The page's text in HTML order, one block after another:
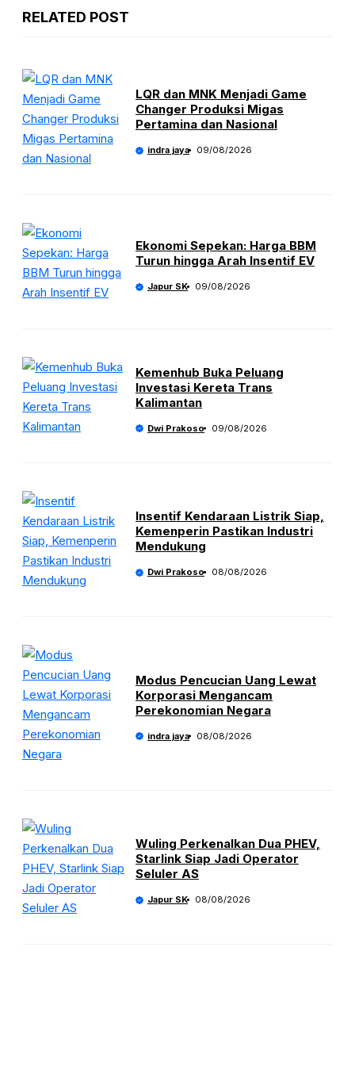
RELATED POST
LQR dan MNK Menjadi Game
Changer Produksi Migas
Pertamina dan Nasional
indra jaya 09/08/2026
Ekonomi Sepekan: Harga BBM
Turun hingga Arah Insentif EV
Japur SK 09/08/2026
Kemenhub Buka Peluang
Investasi Kereta Trans
Kalimantan
Dwi Prakoso 09/08/2026
Insentif Kendaraan Listrik Siap,
Kemenperin Pastikan Industri
Mendukung
Dwi Prakoso 08/08/2026
Modus Pencucian Uang Lewat
Korporasi Mengancam
Perekonomian Negara
indra jaya 08/08/2026
Wuling Perkenalkan Dua PHEV,
Starlink Siap Jadi Operator
Seluler AS
Japur SK 08/08/2026